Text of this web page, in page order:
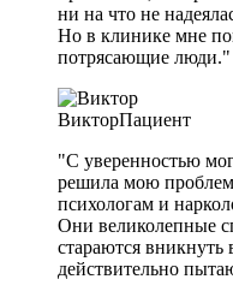
ни на что не
Но в клинике мне
потрясающие люди."
ВикторПациент
"С уверенностью
решила мою
психологам и
Они великолепные
стараются вникнуть
действительно